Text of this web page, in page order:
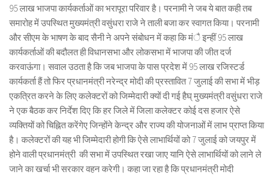
95 लाख भाजपा कार्यकर्ताओं का भरापूरा परिवार है। परनामी ने जब ये बात कही तब
समारोह में उपस्थित मुख्यमंत्री वसुंधरा राजे ने ताली बजा कर स्वागत किया। परनामी
और सीएम के भाषण के बाद सैनी ने अपने संबोधन में कहा कि मंै इन्हीं 95 लाख
कार्यकर्ताओं की बदौलत ही विधानसभा और लोकसभा में भाजपा की जीत दर्ज
करवाऊंगा। सवाल उठता है कि जब भाजपा के पास प्रदेश में 95 लाख रजिस्टर्ड
कार्यकर्ता हैं तो फिर प्रधानमंत्री नरेन्द्र मोदी की प्रस्तावित 7 जुलाई की सभा में भीड़
एकत्रित करने के लिए कलेक्टरों को जिम्मेदारी क्यों दी गई हैघ् मुख्यमंत्री वसुंधरा राजे
ने एक बैठक कर निर्देश दिए कि हर जिले में जिला कलेक्टर कोई दस हजार ऐसे
व्यक्तियों को चिह्नित करेंगेए जिन्होंने केन्द्र और राज्य की योजनाओं में लाभ प्राप्त किया
है। कलेक्टरों की यह भी जिम्मेदारी होगी कि ऐसे लाभार्थियों को 7 जुलाई को जयपुर में
होने वाली प्रधानमंत्री की सभा में उपस्थित रखा जाए यानि ऐसे लाभार्थियों को लाने ले
जाने का खर्चा भी सरकार वहन करेगी। कहा जा रहा है कि प्रधानमंत्री मोदी